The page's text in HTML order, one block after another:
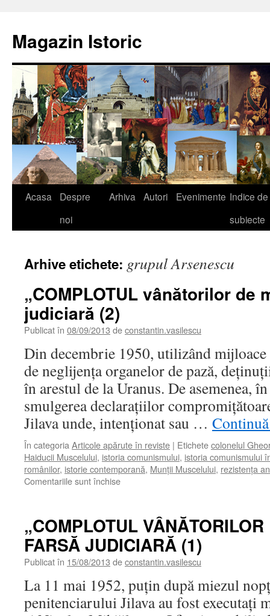
conținut
Magazin Istoric
Acasa
Despre
noi
Arhiva Autori Evenimente Indice de
subiecte
Arhive etichete: grupul Arsenescu
„COMPLOTUL vânătorilor de
judiciară (2)
Publicat în 08/09/2013 deconstantin.vasilescu
Din decembrie 1950, utilizând
de neglijenţa organelor de pază,
în arestul de la Uranus. De asemenea,
smulgerea declaraţiilor
Jilava unde, intenţionat sau …
În categoria Articole apărute în reviste | Etichetecolonelul
Haiducii Muscelului, istoria comunismului, istoria comunismului
românilor, istorie contemporană, Munţii Muscelului, rezistenţa
Comentariile sunt închisepentru
munte“.
O
farsă
judiciară
„COMPLOTUL
FARSĂ JUDICIARĂ (1)
Publicat în 15/08/2013 deconstantin.vasilescu
La 11 mai 1952, puţin după miezul
penitenciarului Jilava au fost executaţi